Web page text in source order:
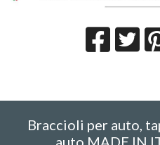
Braccioli per auto,